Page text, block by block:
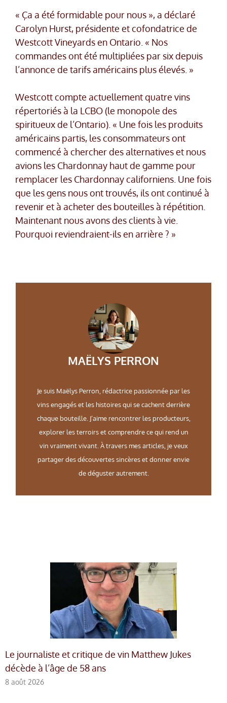
« Ça a été formidable pour nous », a déclaré
Carolyn Hurst, présidente et cofondatrice de
Westcott Vineyards en Ontario. « Nos
commandes ont été multipliées par six depuis
l’annonce de tarifs américains plus élevés. »
Westcott compte actuellement quatre vins
répertoriés à la LCBO (le monopole des
spiritueux de l’Ontario). « Une fois les produits
américains partis, les consommateurs ont
commencé à chercher des alternatives et nous
avions les Chardonnay haut de gamme pour
remplacer les Chardonnay californiens. Une fois
que les gens nous ont trouvés, ils ont continué à
revenir et à acheter des bouteilles à répétition.
Maintenant nous avons des clients à vie.
Pourquoi reviendraient-ils en arrière ? »
MAËLYS PERRON
Je suis Maëlys Perron, rédactrice passionnée par les
vins engagés et les histoires qui se cachent derrière
chaque bouteille. J’aime rencontrer les producteurs,
explorer les terroirs et comprendre ce qui rend un
vin vraiment vivant. À travers mes articles, je veux
partager des découvertes sincères et donner envie
de déguster autrement.
Le journaliste et critique de vin Matthew Jukes
décède à l’âge de 58 ans
8 août 2026